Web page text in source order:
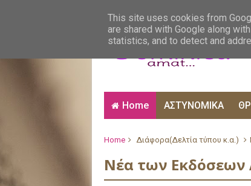
Home ΑΣΤΥΝΟΜΙΚΑ
Home Διάφορα(Δελτία τύπου κ.α.)
Νέα των Εκδόσεων
This site uses cookies from
are shared with Google along
statistics, and to detect and